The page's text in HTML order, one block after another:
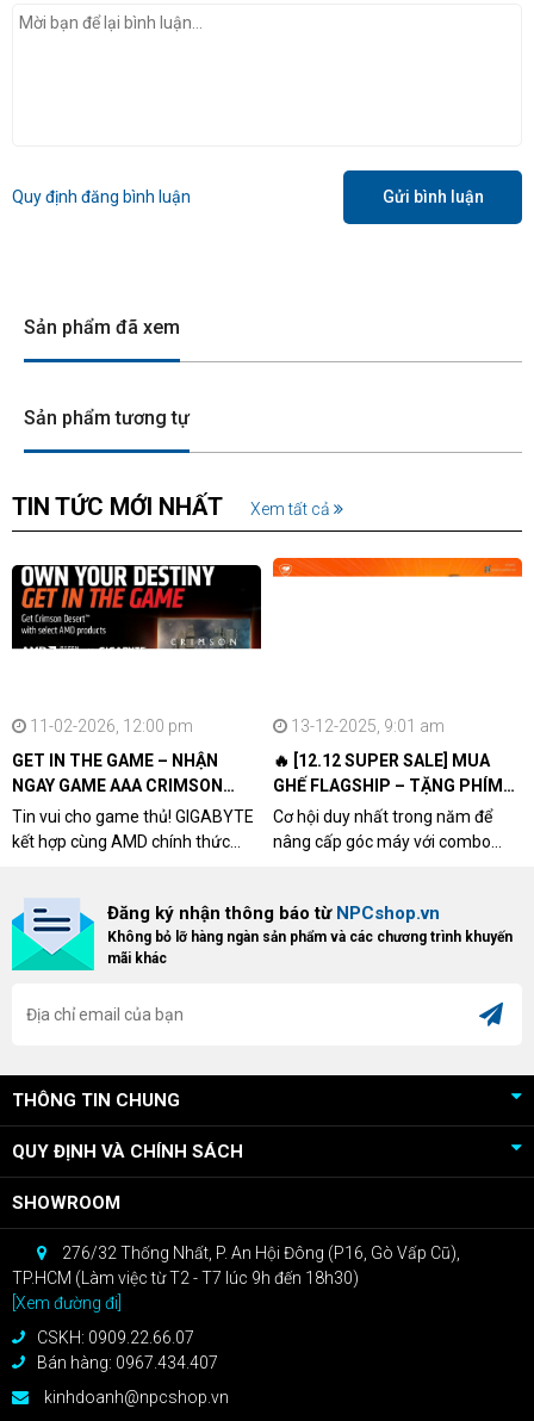
Quy định đăng bình luận Gửi bình luận
Sản phẩm đã xem
Sản phẩm tương tự
TIN TỨC MỚI NHẤT Xem tất cả
11-02-2026, 12:00 pm
GET IN THE GAME – NHẬN
NGAY GAME AAA CRIMSON
DESERT CÙNG GIGABYTE &
AMD
Tin vui cho game thủ! GIGABYTE
kết hợp cùng AMD chính thức
khách hàng sở hữu VGA Radeon
RX 9070 / RX 9070 XT.
13-12-2025, 9:01 am
🔥 [12.12 SUPER SALE] MUA
GHẾ FLAGSHIP – TẶNG PHÍM
CƠ XỊN
Cơ hội duy nhất trong năm để
nâng cấp góc máy với combo
dòng ghế Gaming cao cấp nhất,
bạn sẽ nhận ngay quà tặng trị giá
Đăng ký nhận thông báo từ NPCshop.vn
Không bỏ lỡ hàng ngàn sản phẩm và các chương trình khuyến
mãi khác
THÔNG TIN CHUNG
QUY ĐỊNH VÀ CHÍNH SÁCH
SHOWROOM
276/32 Thống Nhất, P. An Hội Đông (P16, Gò Vấp Cũ),
TP.HCM (Làm việc từ T2 - T7 lúc 9h đến 18h30)
[Xem đường đi]
CSKH: 0909.22.66.07
Bán hàng: 0967.434.407
kinhdoanh@npcshop.vn